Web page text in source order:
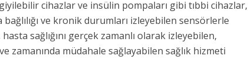
cihazlar ve insülin pompaları gibi tıbbi cihazlar,
ve kronik durumları izleyebilen sensörlerle
sağlığını gerçek zamanlı olarak izleyebilen,
zamanında müdahale sağlayabilen sağlık hizmeti